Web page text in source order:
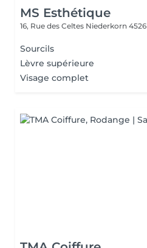
MS Esthétique
16, Rue des Celtes Niederkorn 4526
Sourcils
Lèvre supérieure
Visage complet